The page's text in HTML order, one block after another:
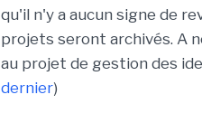
qu'il n'y a aucun signe de
projets seront archivés. A
au projet de gestion des
dernier)